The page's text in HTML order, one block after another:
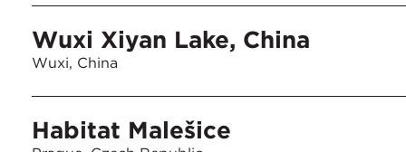
Wuxi Xiyan Lake, China
Wuxi, China
Habitat Malešice